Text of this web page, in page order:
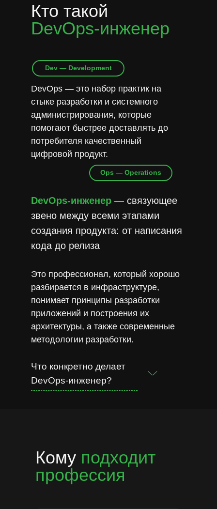
DevOps — это набор практик на
стыке разработки и системного
администрирования, которые
помогают быстрее доставлять до
потребителя качественный
цифровой продукт.
Кто такой
DevOps-инженер
DevOps-инженер — связующее
звено между всеми этапами
создания продукта: от написания
кода до релиза
Это профессионал, который хорошо
разбирается в инфраструктуре,
понимает принципы разработки
приложений и построения их
архитектуры, а также современные
методологии разработки.
Dev — Development
Ops — Operations
Что конкретно делает
DevOps-инженер?
Кому подходит
профессия